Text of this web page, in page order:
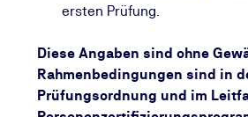
ersten Prüfung.
Diese Angaben sind ohne
Rahmenbedingungen sind in
Prüfungsordnung und im